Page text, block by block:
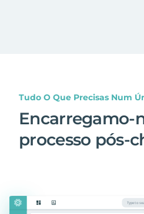
Tudo O Que Precisas Num
Encarregamo-
processo pós-